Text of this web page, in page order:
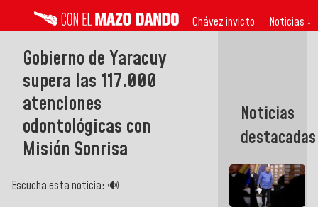
Chávez invicto Noticias ↓
Gobierno de Yaracuy
supera las 117.000
atenciones
odontológicas con
Misión Sonrisa
Escucha esta noticia: 🔊
Noticias
destacadas